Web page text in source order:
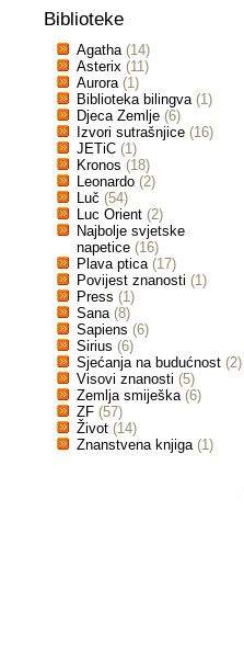
Biblioteke
Agatha (14)
Asterix (11)
Aurora (1)
Biblioteka bilingva (1)
Djeca Zemlje (6)
Izvori sutrašnjice (16)
JETiC (1)
Kronos (18)
Leonardo (2)
Luč (54)
Luc Orient (2)
Najbolje svjetske
napetice (16)
Plava ptica (17)
Povijest znanosti (1)
Press (1)
Sana (8)
Sapiens (6)
Sirius (6)
Sjećanja na budućnost (2)
Visovi znanosti (5)
Zemlja smiješka (6)
ZF (57)
Život (14)
Znanstvena knjiga (1)